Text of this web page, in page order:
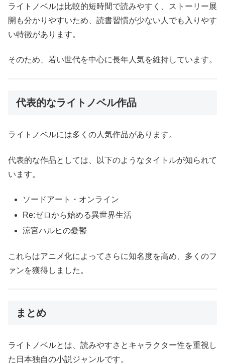
ライトノベルは比較的短時間で読みやすく、ストーリー展
開も分かりやすいため、読書習慣が少ない人でも入りやす
い特徴があります。
そのため、若い世代を中心に長年人気を維持しています。
代表的なライトノベル作品
ライトノベルには多くの人気作品があります。
代表的な作品としては、以下のようなタイトルが知られて
います。
ソードアート・オンライン
Re:ゼロから始める異世界生活
涼宮ハルヒの憂鬱
これらはアニメ化によってさらに知名度を高め、多くのフ
ァンを獲得しました。
まとめ
ライトノベルとは、読みやすさとキャラクター性を重視し
た日本独自の小説ジャンルです。